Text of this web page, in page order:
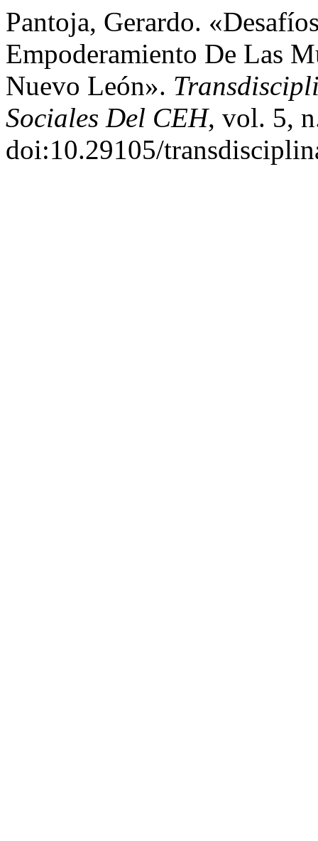
Pantoja, Gerardo.
Empoderamiento De Las
Nuevo León».
Sociales Del CEH, vol. 5,
doi:10.29105/